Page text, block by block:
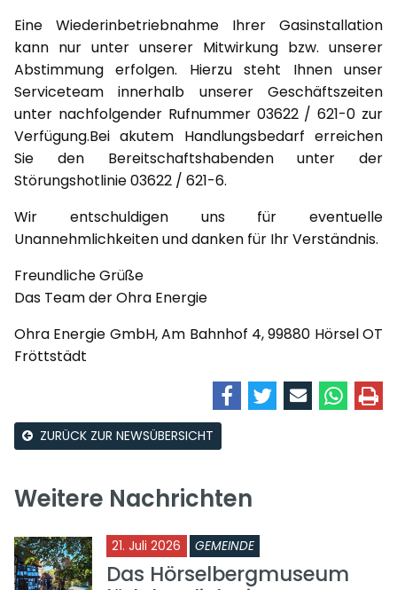
Eine Wiederinbetriebnahme Ihrer Gasinstallation
kann nur unter unserer Mitwirkung bzw. unserer
Abstimmung erfolgen. Hierzu steht Ihnen unser
Serviceteam innerhalb unserer Geschäftszeiten
unter nachfolgender Rufnummer 03622 / 621-0 zur
Verfügung.Bei akutem Handlungsbedarf erreichen
Sie den Bereitschaftshabenden unter der
Störungshotlinie 03622 / 621-6.
Wir entschuldigen uns für eventuelle
Unannehmlichkeiten und danken für Ihr Verständnis.
Freundliche Grüße
Das Team der Ohra Energie
Ohra Energie GmbH, Am Bahnhof 4, 99880 Hörsel OT
Fröttstädt
ZURÜCK ZUR NEWSÜBERSICHT
Weitere Nachrichten
21. Juli 2026 GEMEINDE
Das Hörselbergmuseum